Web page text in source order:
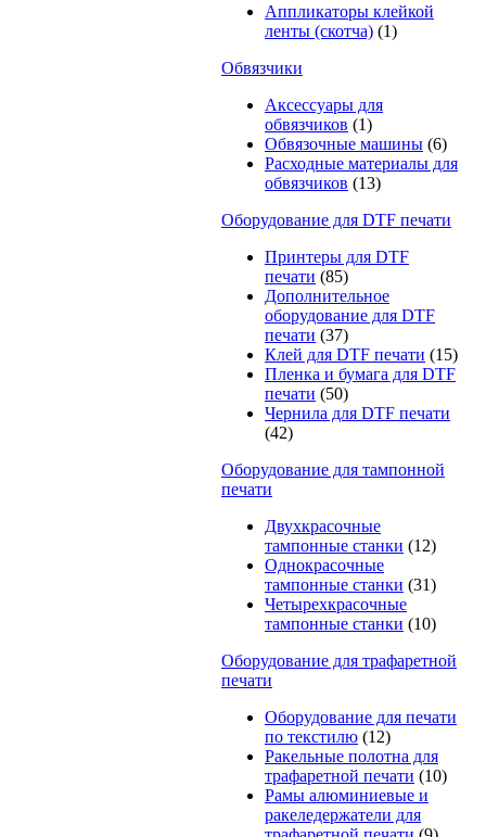
Аппликаторы клейкой
ленты (скотча) (1)
Обвязчики
Аксессуары для
обвязчиков (1)
Обвязочные машины (6)
Расходные материалы для
обвязчиков (13)
Оборудование для DTF печати
Принтеры для DTF
печати (85)
Дополнительное
оборудование для DTF
печати (37)
Клей для DTF печати (15)
Пленка и бумага для DTF
печати (50)
Чернила для DTF печати
(42)
Оборудование для тампонной
печати
Двухкрасочные
тампонные станки (12)
Однокрасочные
тампонные станки (31)
Четырехкрасочные
тампонные станки (10)
Оборудование для трафаретной
печати
Оборудование для печати
по текстилю (12)
Ракельные полотна для
трафаретной печати (10)
Рамы алюминиевые и
ракеледержатели для